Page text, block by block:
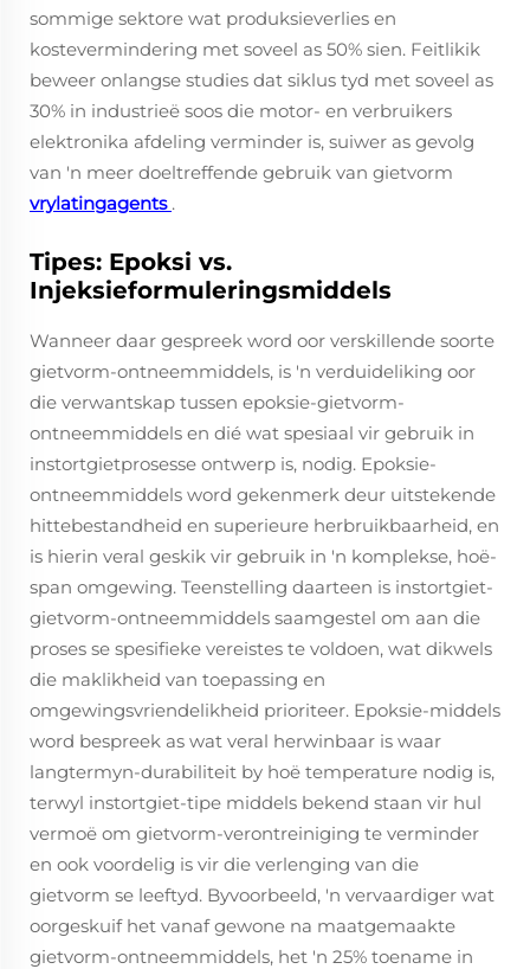
sommige sektore wat produksieverlies en
kostevermindering met soveel as 50% sien. Feitlikik
beweer onlangse studies dat siklus tyd met soveel as
30% in industrieë soos die motor- en verbruikers
elektronika afdeling verminder is, suiwer as gevolg
van 'n meer doeltreffende gebruik van gietvorm
vrylatingagents .
Tipes: Epoksi vs.
Injeksieformuleringsmiddels
Wanneer daar gespreek word oor verskillende soorte
gietvorm-ontneemmiddels, is 'n verduideliking oor
die verwantskap tussen epoksie-gietvorm-
ontneemmiddels en dié wat spesiaal vir gebruik in
instortgietprosesse ontwerp is, nodig. Epoksie-
ontneemmiddels word gekenmerk deur uitstekende
hittebestandheid en superieure herbruikbaarheid, en
is hierin veral geskik vir gebruik in 'n komplekse, hoë-
span omgewing. Teenstelling daarteen is instortgiet-
gietvorm-ontneemmiddels saamgestel om aan die
proses se spesifieke vereistes te voldoen, wat dikwels
die maklikheid van toepassing en
omgewingsvriendelikheid prioriteer. Epoksie-middels
word bespreek as wat veral herwinbaar is waar
langtermyn-durabiliteit by hoë temperature nodig is,
terwyl instortgiet-tipe middels bekend staan vir hul
vermoë om gietvorm-verontreiniging te verminder
en ook voordelig is vir die verlenging van die
gietvorm se leeftyd. Byvoorbeeld, 'n vervaardiger wat
oorgeskuif het vanaf gewone na maatgemaakte
gietvorm-ontneemmiddels, het 'n 25% toename in